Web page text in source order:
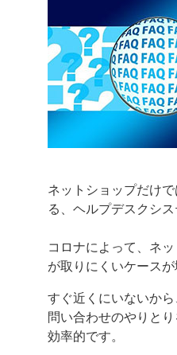
ネットショップだけ
る、ヘルプデスクシス
コロナによって、ネ
が取りにくいケース
すぐ近くにいないか
問い合わせのやりと
効率的です。